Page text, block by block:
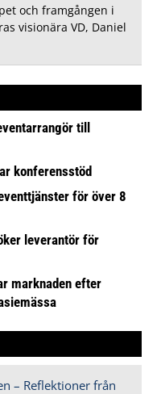
och framgången i
visionära VD, Daniel
till
konferensstöd
för över 8
leverantör för
marknaden efter